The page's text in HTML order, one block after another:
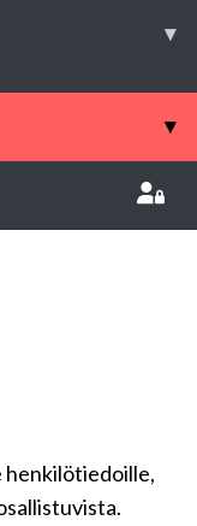
▾
▾
henkilötiedoille,